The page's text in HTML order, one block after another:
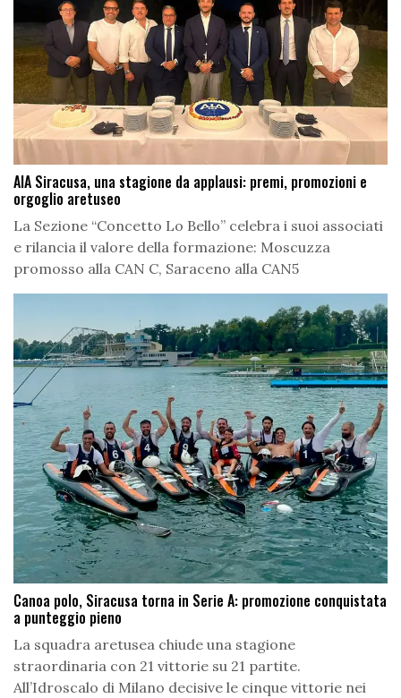
AIA Siracusa, una stagione da applausi: premi, promozioni e
orgoglio aretuseo
La Sezione “Concetto Lo Bello” celebra i suoi associati
e rilancia il valore della formazione: Moscuzza
promosso alla CAN C, Saraceno alla CAN5
Canoa polo, Siracusa torna in Serie A: promozione conquistata
a punteggio pieno
La squadra aretusea chiude una stagione
straordinaria con 21 vittorie su 21 partite.
All’Idroscalo di Milano decisive le cinque vittorie nei